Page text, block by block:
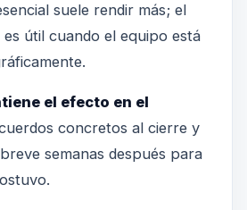
suele rendir más; el
útil cuando el equipo está
el efecto en el
concretos al cierre y
semanas después para